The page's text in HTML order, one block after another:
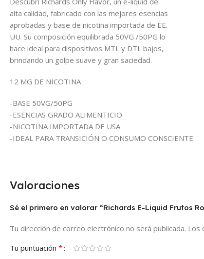
alta calidad, fabricado con las mejores esencias
aprobadas y base de nicotina importada de EE.
UU. Su composición equilibrada 50VG /50PG lo
hace ideal para dispositivos MTL y DTL bajos,
brindando un golpe suave y gran saciedad.
12 MG DE NICOTINA
-BASE 50VG/50PG
-ESENCIAS GRADO ALIMENTICIO
-NICOTINA IMPORTADA DE USA
-IDEAL PARA TRANSICIÓN O CONSUMO CONSCIENTE
Valoraciones
Sé el primero en valorar “Richards E-Liquid Frutos
Tu dirección de correo electrónico no será publicada. Los
Tu puntuación *